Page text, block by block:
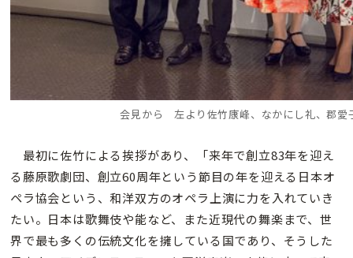
会見から 左より佐竹康峰、なかにし礼、郡愛
最初に佐竹による挨拶があり、「来年で創立83年を迎え
る藤原歌劇団、創立60周年という節目の年を迎える日本オ
ペラ協会という、和洋双方のオペラ上演に力を入れていき
たい。日本は歌舞伎や能など、また近現代の舞楽まで、世
界で最も多くの伝統文化を擁している国であり、そうした